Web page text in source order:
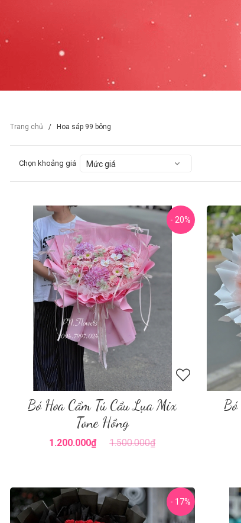
Trang chủ / Hoa sáp 99 bông
Chọn khoảng giá Mức giá
- 20%
Bó Hoa Cẩm Tú Cầu Lụa Mix
Tone Hồng
1.200.000₫ 1.500.000₫
- 17%